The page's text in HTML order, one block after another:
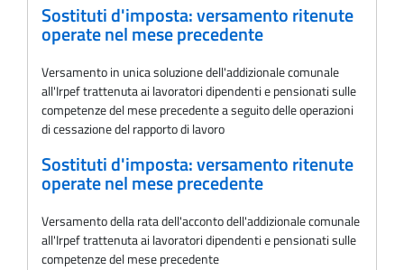
Sostituti d'imposta: versamento ritenute
operate nel mese precedente
Versamento in unica soluzione dell'addizionale comunale
all'Irpef trattenuta ai lavoratori dipendenti e pensionati sulle
competenze del mese precedente a seguito delle operazioni
di cessazione del rapporto di lavoro
Sostituti d'imposta: versamento ritenute
operate nel mese precedente
Versamento della rata dell'acconto dell'addizionale comunale
all'Irpef trattenuta ai lavoratori dipendenti e pensionati sulle
competenze del mese precedente